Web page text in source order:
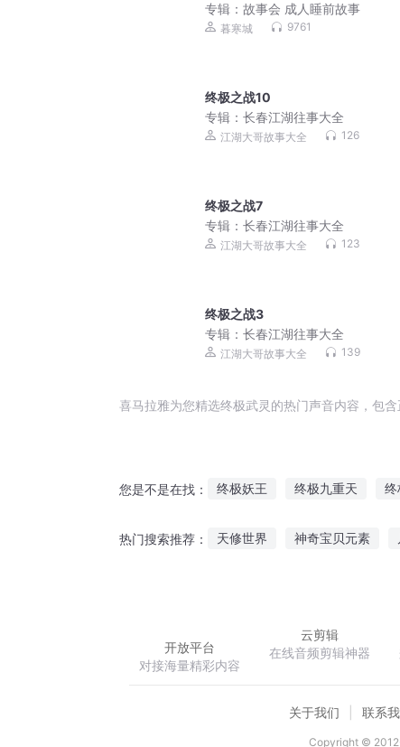
专辑： 故事会 成人睡前故事
暮寒城 9761
终极之战10
专辑： 长春江湖往事大全
江湖大哥故事大全 126
终极之战7
专辑： 长春江湖往事大全
江湖大哥故事大全 123
终极之战3
专辑： 长春江湖往事大全
江湖大哥故事大全 139
喜马拉雅为您精选终极武灵的热门声音内容，包
您是不是在找： 终极妖王 终极九重天 终
热门搜索推荐： 天修世界 神奇宝贝元素
开放平台
对接海量精彩内容
云剪辑
在线音频剪辑神器
关于我们 联系
Copyright ©